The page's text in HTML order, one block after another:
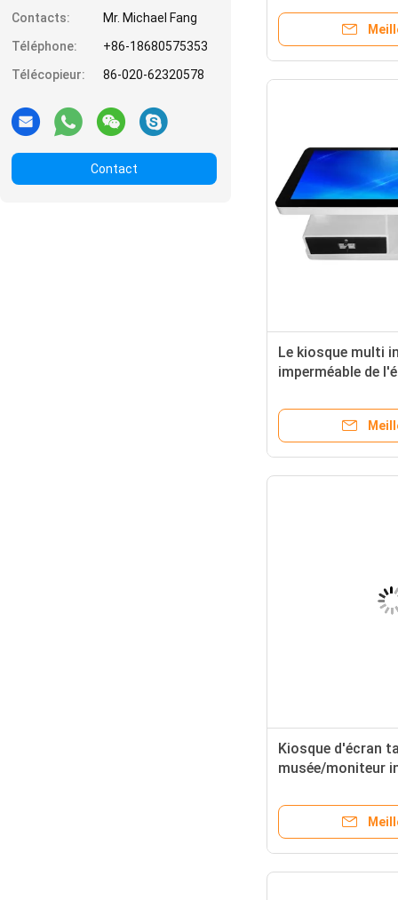
Contacts:
Mr. Michael Fang
Téléphone:
+86-18680575353
Télécopieur:
86-020-62320578
Contact
Le kiosque multi
imperméable de
Kiosque d'écran
musée/moniteur